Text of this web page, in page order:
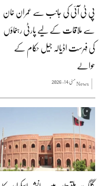
پی ٹی آئی کی جانب سے عمران خان
سے ملاقات کے لیے پارٹی رہنماؤں
کی فہرست اڈیالہ جیل حکام کے
حوالے
Newsمئی 14, 2026